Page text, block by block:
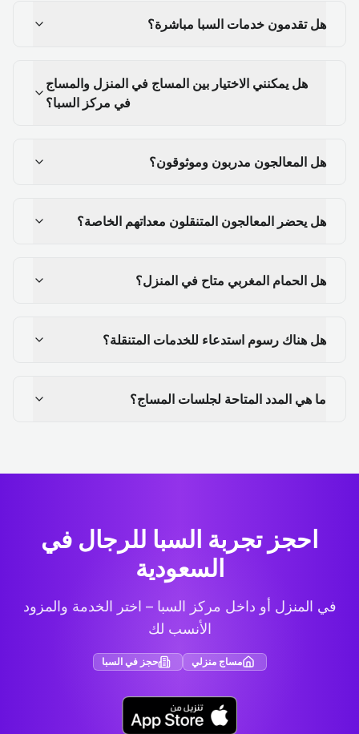
هل تقدمون خدمات السبا مباشرة؟
هل يمكنني الاختيار بين المساج في المنزل والمساج
في مركز السبا؟
هل المعالجون مدربون وموثوقون؟
هل يحضر المعالجون المتنقلون معداتهم الخاصة؟
هل الحمام المغربي متاح في المنزل؟
هل هناك رسوم استدعاء للخدمات المتنقلة؟
ما هي المدد المتاحة لجلسات المساج؟
احجز تجربة السبا للرجال في
السعودية
في المنزل أو داخل مركز السبا – اختر الخدمة والمزود
الأنسب لك
مساج منزلي حجز في السبا